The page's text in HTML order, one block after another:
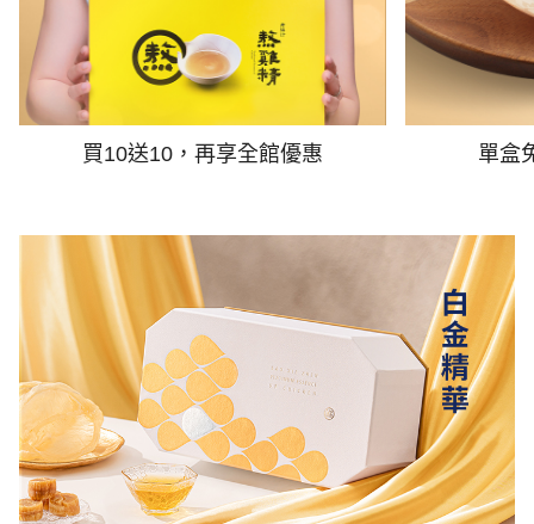
買10送10，再享全館優惠 單盒